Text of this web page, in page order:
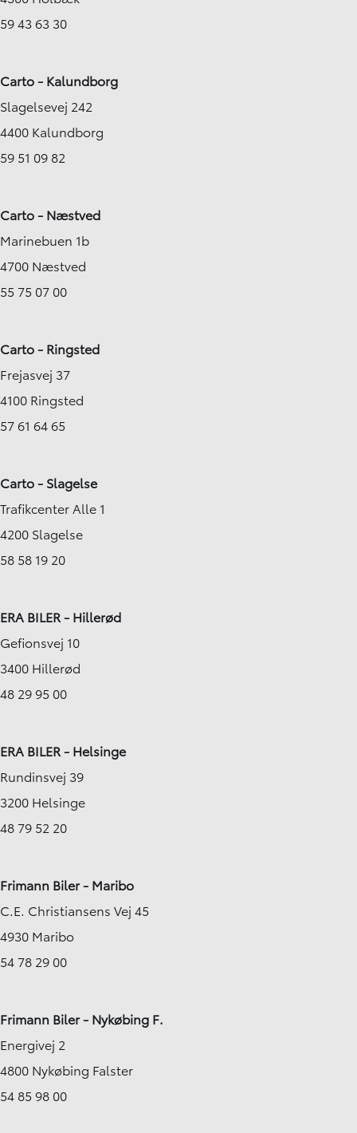
59 43 63 30
Carto - Kalundborg
Slagelsevej 242
4400 Kalundborg
59 51 09 82
Carto - Næstved
Marinebuen 1b
4700 Næstved
55 75 07 00
Carto - Ringsted
Frejasvej 37
4100 Ringsted
57 61 64 65
Carto - Slagelse
Trafikcenter Alle 1
4200 Slagelse
58 58 19 20
ERA BILER - Hillerød
Gefionsvej 10
3400 Hillerød
48 29 95 00
ERA BILER - Helsinge
Rundinsvej 39
3200 Helsinge
48 79 52 20
Frimann Biler - Maribo
C.E. Christiansens Vej 45
4930 Maribo
54 78 29 00
Frimann Biler - Nykøbing F.
Energivej 2
4800 Nykøbing Falster
54 85 98 00